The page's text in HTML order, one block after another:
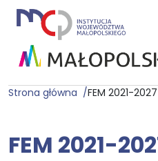
Strona główna FEM 2021-2027
FEM 2021-